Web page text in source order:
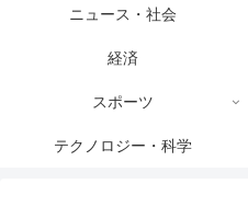
ニュース・社会
経済
スポーツ
テクノロジー・科学